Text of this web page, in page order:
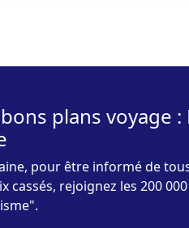
plans voyage :
pour être informé de
cassés, rejoignez les 200